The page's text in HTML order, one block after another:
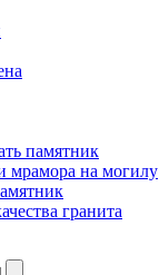
памятник
мрамора на могилу
гранита